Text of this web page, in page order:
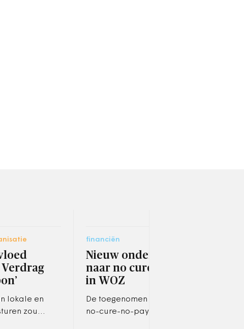
lokale en
zou
financiën
Nieuw onderzoek
naar no cure, no pay
in WOZ
De toegenomen invloed van
no-cure-no-pay-bedrijven